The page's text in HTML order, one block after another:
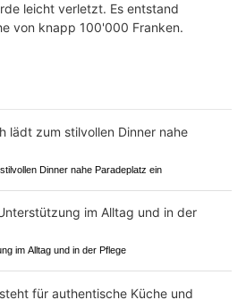
leicht verletzt. Es entstand
von knapp 100'000 Franken.
Dinner nahe Paradeplatz ein
im Alltag und in der Pflege